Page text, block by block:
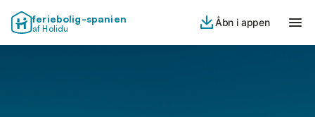
feriebolig-spanien
af Holidu
Åbn i appen